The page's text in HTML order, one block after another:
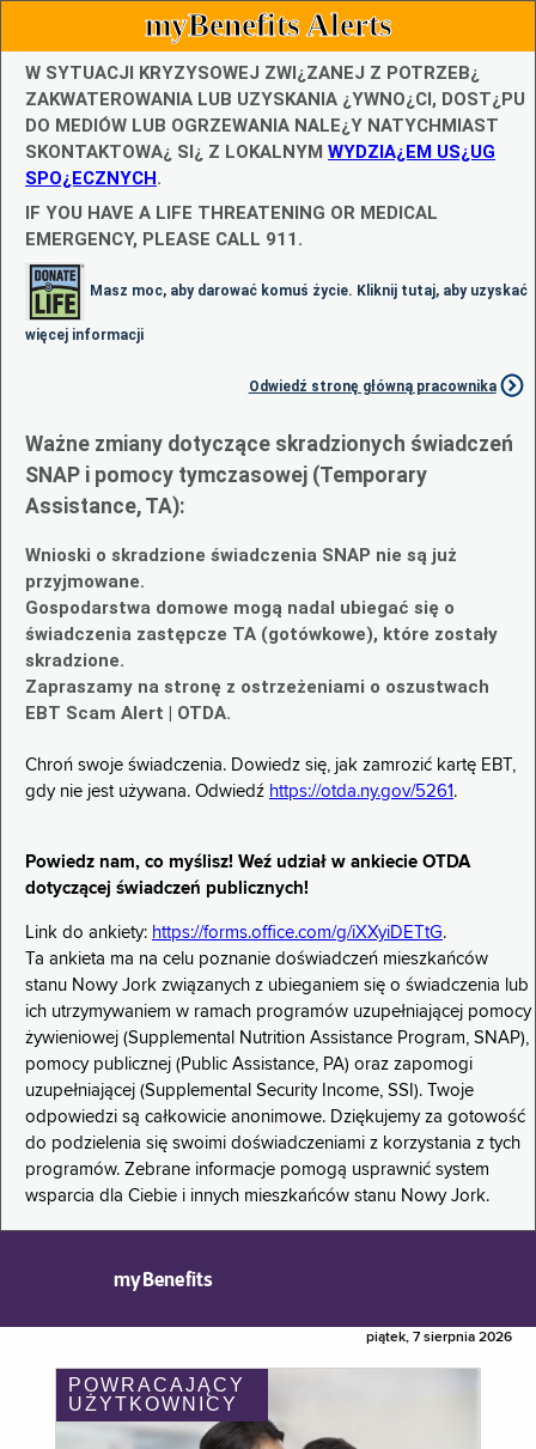
myBenefits Alerts
W SYTUACJI KRYZYSOWEJ ZWI¿ZANEJ Z POTRZEB¿
ZAKWATEROWANIA LUB UZYSKANIA ¿YWNO¿CI, DOST¿PU
DO MEDIÓW LUB OGRZEWANIA NALE¿Y NATYCHMIAST
SKONTAKTOWA¿ SI¿ Z LOKALNYM WYDZIA¿EM US¿UG
SPO¿ECZNYCH.
IF YOU HAVE A LIFE THREATENING OR MEDICAL
EMERGENCY, PLEASE CALL 911.
Masz moc, aby darować komuś życie. Kliknij tutaj, aby uzyskać
więcej informacji
Odwiedź stronę główną pracownika
Ważne zmiany dotyczące skradzionych świadczeń
SNAP i pomocy tymczasowej (Temporary
Assistance, TA):
Wnioski o skradzione świadczenia SNAP nie są już
przyjmowane.
Gospodarstwa domowe mogą nadal ubiegać się o
świadczenia zastępcze TA (gotówkowe), które zostały
skradzione.
Zapraszamy na stronę z ostrzeżeniami o oszustwach
EBT Scam Alert | OTDA.
Chroń swoje świadczenia. Dowiedz się, jak zamrozić kartę EBT,
gdy nie jest używana. Odwiedź https://otda.ny.gov/5261 .
Powiedz nam, co myślisz! Weź udział w ankiecie OTDA
dotyczącej świadczeń publicznych!
Link do ankiety: https://forms.office.com/g/iXXyiDETtG.
Ta ankieta ma na celu poznanie doświadczeń mieszkańców
stanu Nowy Jork związanych z ubieganiem się o świadczenia lub
ich utrzymywaniem w ramach programów uzupełniającej pomocy
żywieniowej (Supplemental Nutrition Assistance Program, SNAP),
pomocy publicznej (Public Assistance, PA) oraz zapomogi
uzupełniającej (Supplemental Security Income, SSI). Twoje
odpowiedzi są całkowicie anonimowe. Dziękujemy za gotowość
do podzielenia się swoimi doświadczeniami z korzystania z tych
programów. Zebrane informacje pomogą usprawnić system
wsparcia dla Ciebie i innych mieszkańców stanu Nowy Jork.
myBenefits
piątek, 7 sierpnia 2026
POWRACAJĄCY
UŻYTKOWNICY